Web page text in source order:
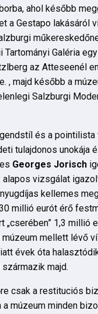
ahol később
a Gestapo lakásáról
Tartományi Galéria
az Atteseenél
, majd később a
Salzburgi
és a
tulajdonos unokája
Georges Jorisch
vizsgálat
kellemes
millió eurót érő
„cserében” 1,3 millió
múzeum mellett lévő
évek óta
majd.
csak a restituciós
a múzeum minden